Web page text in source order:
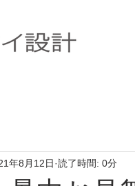
年8月12日 読了時間: 0分